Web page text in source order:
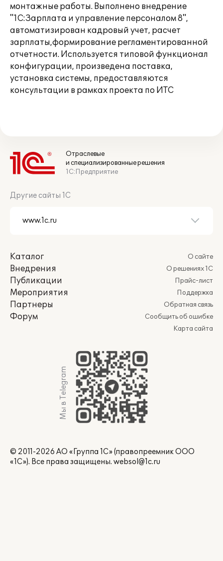
монтажные работы. Выполнено внедрение
"1С:Зарплата и управление персоналом 8",
автоматизирован кадровый учет, расчет
зарплаты,формирование регламентированной
отчетности. Используется типовой функционал
конфигурации, произведена поставка,
установка системы, предоставляются
консультации в рамках проекта по ИТС
Отраслевые
и специализированные решения
1С:Предприятие
Другие сайты 1С
Каталог
Внедрения
Публикации
Мероприятия
Партнеры
Форум
О сайте
О решениях 1С
Прайс-лист
Поддержка
Обратная связь
Сообщить об ошибке
Карта сайта
Мы в Telegram
© 2011-2026 АО «Группа 1С» (правопреемник ООО
«1С»). Все права защищены. websol@1c.ru